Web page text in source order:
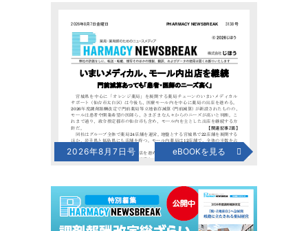
2026年8月7日号 eBOOKを見る